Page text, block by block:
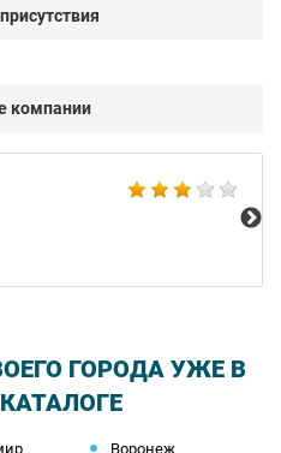
компании
ГОРОДА УЖЕ В
Воронеж